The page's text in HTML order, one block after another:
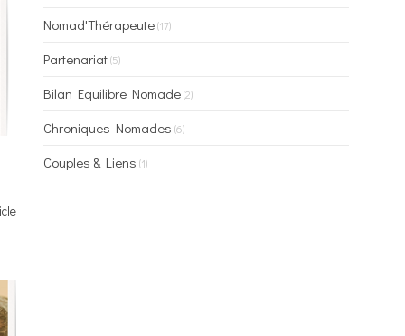
Nomad'Thérapeute(17)
Partenariat(5)
Bilan Equilibre Nomade(2)
Chroniques Nomades (6)
Couples & Liens (1)